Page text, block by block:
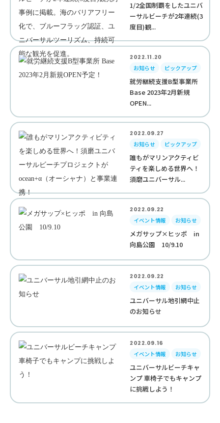
1/2全国制覇をしたユニバ
ーサルビーチが2年連続(3
度目)観...
2022.11.20
お知らせ
ピックアップ
就労継続支援B型事業所
Base 2023年2月新規
OPEN...
2022.09.27
お知らせ
ピックアップ
誰もがマリンアクティビ
ティを楽しめる世界へ！
須磨ユニバーサル...
2022.09.22
イベント情報
お知らせ
メガサップ×ヒッポ in
向島公園 10/9.10
2022.09.22
イベント情報
お知らせ
ユニバーサル地引網中止
のお知らせ
2022.09.16
イベント情報
お知らせ
ユニバーサルビーチキャ
ンプ 車椅子でもキャンプ
に挑戦しよう！